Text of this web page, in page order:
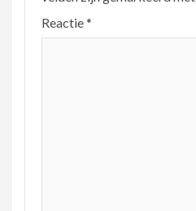
Reactie*